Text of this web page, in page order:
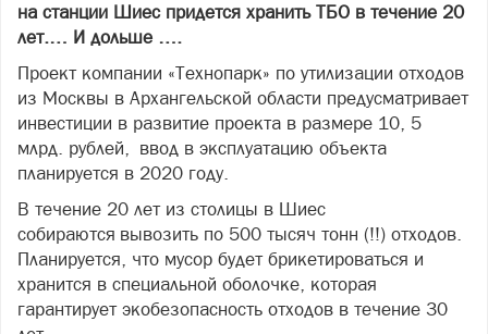
на станции Шиес придется хранить ТБО в течение 20
лет.… И дольше ….
Проект компании «Технопарк» по утилизации отходов
из Москвы в Архангельской области предусматривает
инвестиции в развитие проекта в размере 10, 5
млрд. рублей, ввод в эксплуатацию объекта
планируется в 2020 году.
В течение 20 лет из столицы в Шиес
собираются вывозить по 500 тысяч тонн (!!) отходов.
Планируется, что мусор будет брикетироваться и
хранится в специальной оболочке, которая
гарантирует экобезопасность отходов в течение 30